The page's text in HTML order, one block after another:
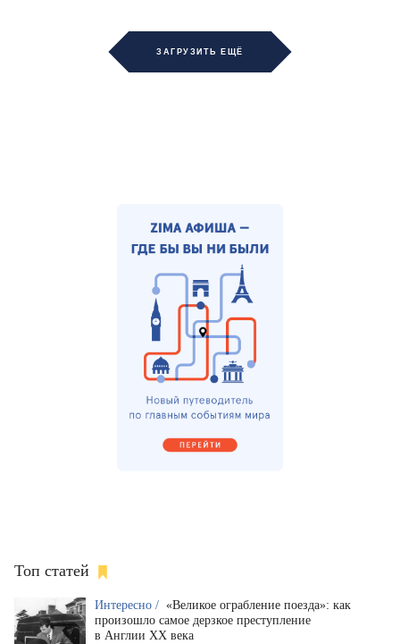
ЗАГРУЗИТЬ ЕЩЁ
Топ статей
Интересно / «Великое ограбление поезда»: как
произошло самое дерзкое преступление
в Англии XX века